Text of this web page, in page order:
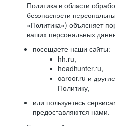
Политика в области
безопасности
«Политика») объясняет
ваших персональных
посещаете наши сайты:
hh.ru,
headhunter.ru,
career.ru и
Политику,
или пользуетесь
предоставляются нами.